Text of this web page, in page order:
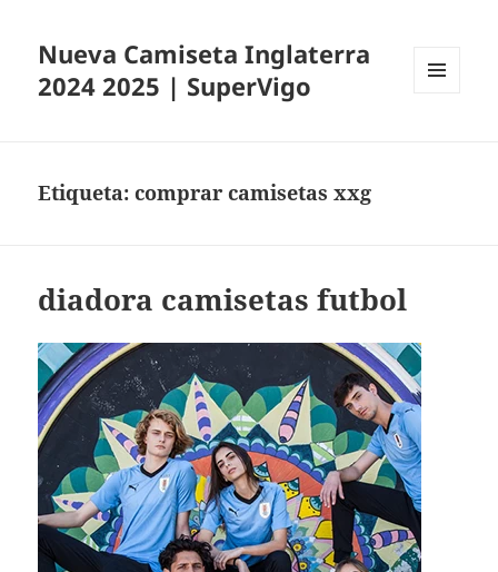
Nueva Camiseta Inglaterra
2024 2025 | SuperVigo
Etiqueta:comprar camisetas xxg
diadora camisetas futbol